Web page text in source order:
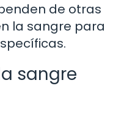
de otras
la sangre para
sangre